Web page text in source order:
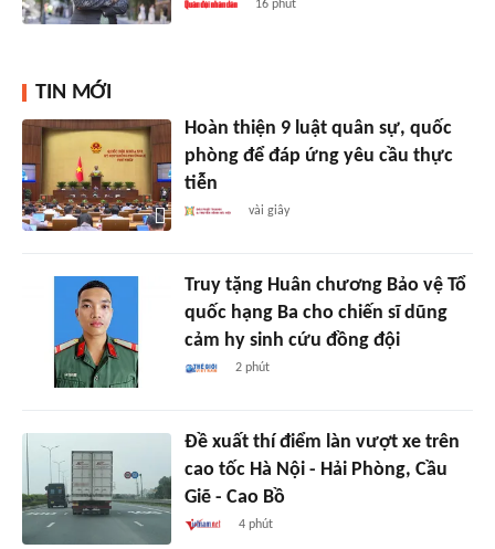
16 phút
TIN MỚI
Hoàn thiện 9 luật quân sự, quốc
phòng để đáp ứng yêu cầu thực
tiễn
vài giây
Truy tặng Huân chương Bảo vệ Tổ
quốc hạng Ba cho chiến sĩ dũng
cảm hy sinh cứu đồng đội
2 phút
Đề xuất thí điểm làn vượt xe trên
cao tốc Hà Nội - Hải Phòng, Cầu
Giẽ - Cao Bồ
4 phút